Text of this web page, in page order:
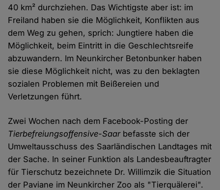
40 km² durchziehen. Das Wichtigste aber ist: im
Freiland haben sie die Möglichkeit, Konflikten aus
dem Weg zu gehen, sprich: Jungtiere haben die
Möglichkeit, beim Eintritt in die Geschlechtsreife
abzuwandern. Im Neunkircher Betonbunker haben
sie diese Möglichkeit nicht, was zu den beklagten
sozialen Problemen mit Beißereien und
Verletzungen führt.
Zwei Wochen nach dem Facebook-Posting der
Tierbefreiungsoffensive-Saarbefasste sich der
Umweltausschuss des Saarländischen Landtages mit
der Sache. In seiner Funktion als Landesbeauftragter
für Tierschutz bezeichnete Dr. Willimzik die Situation
der Paviane im Neunkircher Zoo als "Tierquälerei".